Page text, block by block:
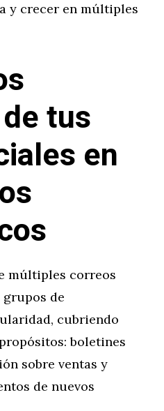
y crecer en múltiples
tus
en
múltiples correos
de
cubriendo
boletines
sobre ventas y
de nuevos